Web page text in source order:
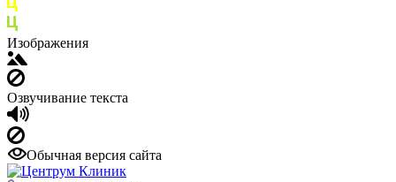
Изображения
Озвучивание текста
Обычная версия сайта